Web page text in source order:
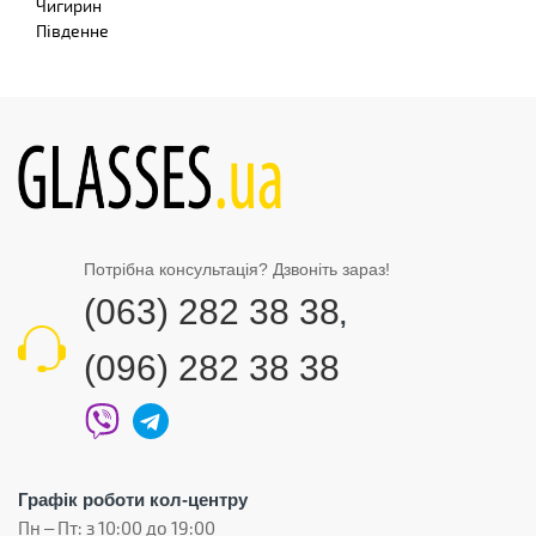
Чигирин
Південне
Потрібна консультація? Дзвоніть зараз!
(063) 282 38 38,
(096) 282 38 38
Графік роботи кол-центру
Пн – Пт: з 10:00 до 19:00